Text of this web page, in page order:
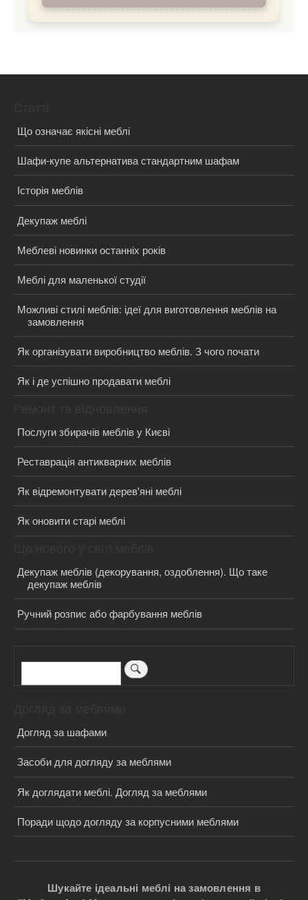
Що означає якісні меблі
Шафи-купе альтернатива стандартним шафам
Історія меблів
Декупаж меблі
Меблеві новинки останніх років
Меблі для маленької студії
Можливі стилі меблів: ідеї для виготовлення меблів на
замовлення
Як організувати виробництво меблів. З чого почати
Як і де успішно продавати меблі
Послуги збирачів меблів у Києві
Реставрація антикварних меблів
Як відремонтувати дерев'яні меблі
Як оновити старі меблі
Декупаж меблів (декорування, оздоблення). Що таке
декупаж меблів
Ручний розпис або фарбування меблів
Пошук
Догляд за шафами
Засоби для догляду за меблями
Як доглядати меблі. Догляд за меблями
Поради щодо догляду за корпусними меблями
Шукайте ідеальні меблі на замовлення в